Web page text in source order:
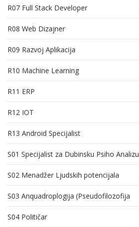
R07 Full Stack Developer
R08 Web Dizajner
R09 Razvoj Aplikacija
R10 Machine Learning
R11 ERP
R12 IOT
R13 Android Specijalist
S01 Specijalist za Dubinsku Psiho Analizu
S02 Menadžer Ljudskih potencijala
S03 Anquadroplogija (Pseudofilozofija
S04 Političar